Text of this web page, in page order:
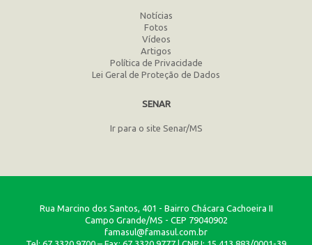
Notícias
Fotos
Vídeos
Artigos
Política de Privacidade
Lei Geral de Proteção de Dados
SENAR
Ir para o site Senar/MS
Rua Marcino dos Santos, 401 - Bairro Chácara Cachoeira II
Campo Grande/MS - CEP 79040902
famasul@famasul.com.br